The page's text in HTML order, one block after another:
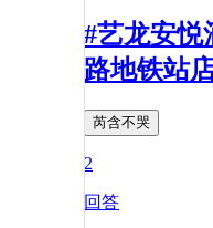
#艺龙安悦
路地铁站
芮含不哭
2
回答